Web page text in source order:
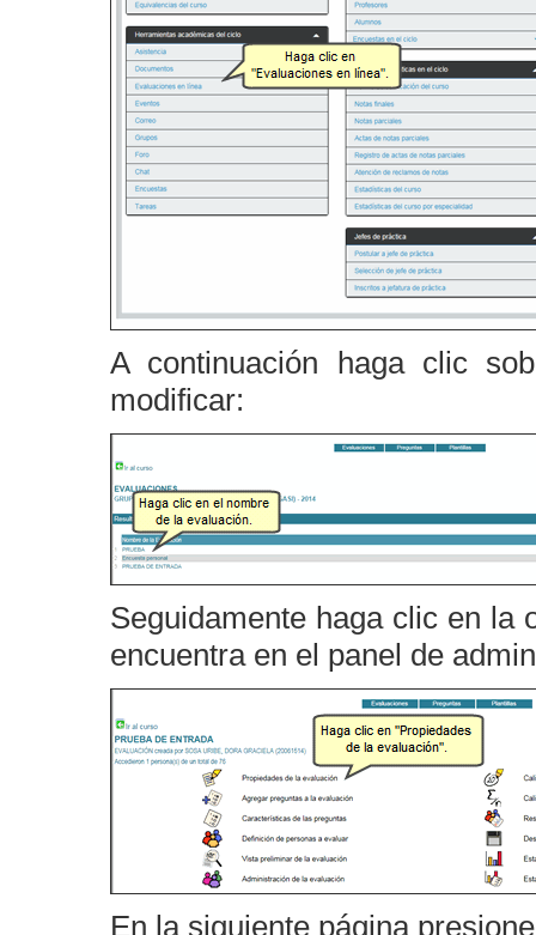
A continuación haga clic
modificar:
Seguidamente haga clic en la
encuentra en el panel de
En la siguiente página